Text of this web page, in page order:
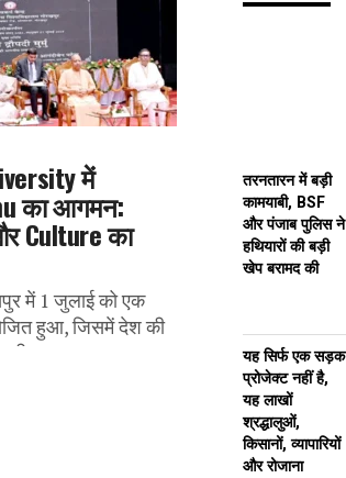
में
का आगमन:
Culture का
में 1 जुलाई को एक
हुआ, जिसमें देश की
की। इस...
तरनतारन में बड़ी
कामयाबी, BSF
और पंजाब पुलिस ने
हथियारों की बड़ी
खेप बरामद की
यह सिर्फ एक सड़क
प्रोजेक्ट नहीं है,
यह लाखों
श्रद्धालुओं,
किसानों, व्यापारियों
और रोजाना